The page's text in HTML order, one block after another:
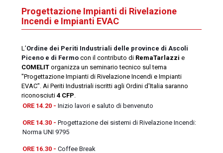
Progettazione Impianti di Rivelazione
Incendi e Impianti EVAC
L’Ordine dei Periti Industriali delle province di Ascoli
Piceno e di Fermo con il contributo di RemaTarlazzi e
COMELIT organizza un seminario tecnico sul tema
"Progettazione Impianti di Rivelazione Incendi e Impianti
EVAC". Ai Periti Industriali iscritti agli Ordini d'Italia saranno
riconosciuti 4 CFP
ORE 14.20 - Inizio lavori e saluto di benvenuto
ORE 14.30 - Progettazione dei sistemi di Rivelazione Incendi:
Norma UNI 9795
ORE 16.30 - Coffee Break